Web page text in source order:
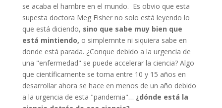
se acaba el hambre en el mundo. Es obvio que esta
supesta doctora Meg Fisher no solo está leyendo lo
que está diciendo, sino que sabe muy bien que
está mintiendo, o simplemnte ni siquiera sabe en
donde está parada. ¿Conque debido a la urgencia de
una "enfermedad" se puede accelerar la ciencia? Algo
que científicamente se toma entre 10 y 15 años en
desarrollar ahora se hace en menos de un año debido
a la urgencia de esta "pandemia"… ¿dónde está la